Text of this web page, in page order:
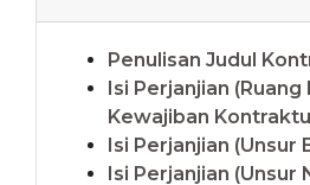
Penulisan Judul
Isi Perjanjian
Kewajiban
Isi Perjanjian (Unsur
Isi Perjanjian (Unsur